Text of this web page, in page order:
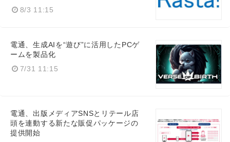
8/3 11:15
電通、生成AIを“遊び”に活用したPCゲ
ームを製品化
7/31 11:15
電通、出版メディアSNSとリテール店
頭を連動する新たな販促パッケージの
提供開始